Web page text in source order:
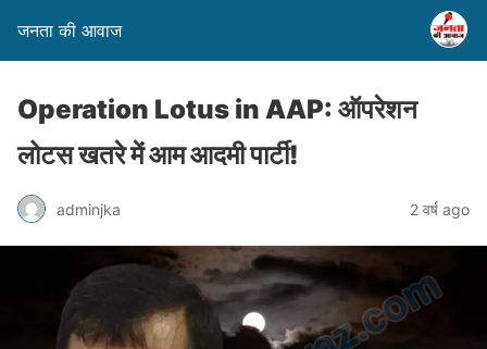
जनता की आवाज
Operation Lotus in AAP: ऑपरेशन
लोटस खतरे में आम आदमी पार्टी!
adminjka 2 वर्ष ago